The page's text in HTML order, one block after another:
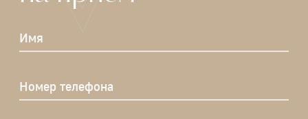
Имя
Номер телефона